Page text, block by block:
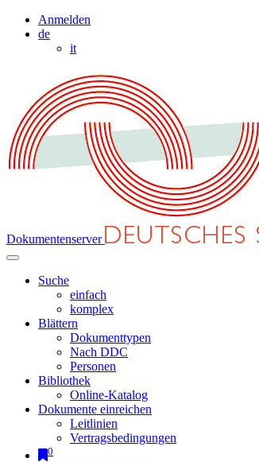
Anmelden
de
it
Dokumentenserver
Suche
einfach
komplex
Blättern
Dokumenttypen
Nach DDC
Personen
Bibliothek
Online-Katalog
Dokumente einreichen
Leitlinien
Vertragsbedingungen
0